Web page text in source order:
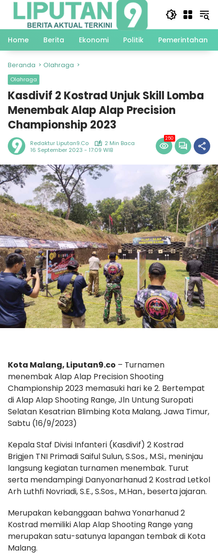
Langsung
Home
Berita Ekonomi Politik Pemerintahan
Beranda Olahraga
Olahraga
Kasdivif 2 Kostrad Unjuk Skill Lomba
Menembak Alap Alap Precision
Championship 2023
Redaktur Liputan9.co
2 Min Baca
16 September 2023 - 17:09 WIB
250
Kota Malang, Liputan9.co – Turnamen
menembak Alap Alap Precision Shooting
Championship 2023 memasuki hari ke 2. Bertempat
di Alap Alap Shooting Range, Jln Untung Suropati
Selatan Kesatrian Blimbing Kota Malang, Jawa Timur,
Sabtu (16/9/2023)
Kepala Staf Divisi Infanteri (Kasdivif) 2 Kostrad
Brigjen TNI Primadi Saiful Sulun, S.Sos., M.Si., meninjau
langsung kegiatan turnamen menembak. Turut
serta mendampingi Danyonarhanud 2 Kostrad Letkol
Arh Luthfi Novriadi, S.E., S.Sos., M.Han., beserta jajaran.
Merupakan kebanggaan bahwa Yonarhanud 2
Kostrad memiliki Alap Alap Shooting Range yang
merupakan satu-satunya lapangan tembak di Kota
Malang.